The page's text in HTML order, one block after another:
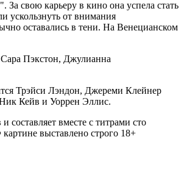
свою карьеру в кино она успела стать
ускользнуть от внимания
оставались в тени. На Венецианском
Пэкстон, Джулианна
Трэйси Лэндон, Джереми Клейнер
Кейв и Уоррен Эллис.
составляет вместе с титрами сто
выставлено строго 18+